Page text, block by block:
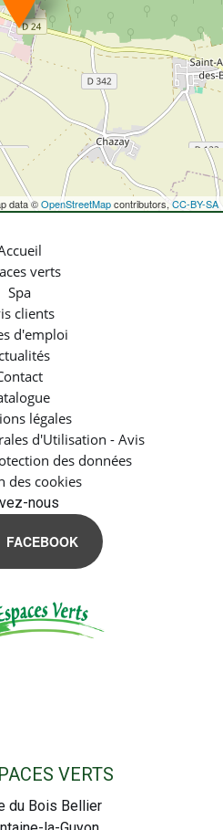
data ©OpenStreetMapcontributors,CC-BY-SA
verts
Spa
clients
d'emploi
légales
d'Utilisation - Avis
des données
des cookies
nous
FACEBOOK
VERTS
du Bois Bellier